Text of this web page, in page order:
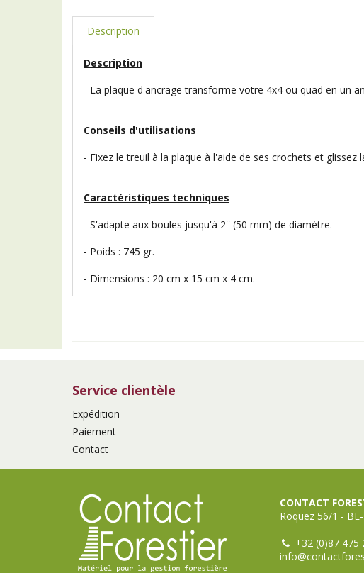
Description
Description
- La plaque d'ancrage transforme votre 4x4 ou quad en un
Conseils d'utilisations
- Fixez le treuil à la plaque à l'aide de ses crochets et
Caractéristiques techniques
- S'adapte aux boules jusqu'à 2'' (50 mm) de diamètre.
- Poids : 745 gr.
- Dimensions : 20 cm x 15 cm x 4 cm.
Service clientèle
Expédition
Paiement
Contact
CONTACT
Roquez 56/1 -
+32 (0)87 475